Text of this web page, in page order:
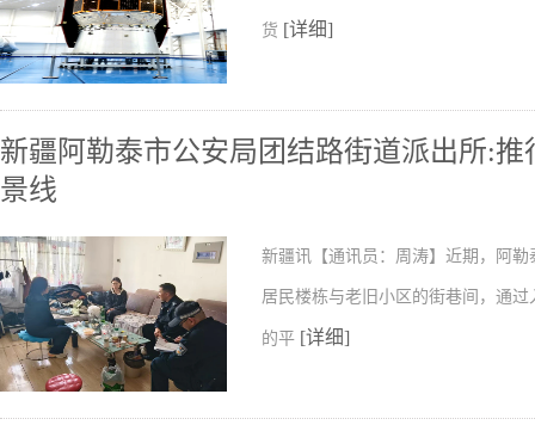
货 [详细]
新疆阿勒泰市公安局团结路街道派出所:推
景线
新疆讯【通讯员：周涛】近期，阿
居民楼栋与老旧小区的街巷间，通
的平 [详细]